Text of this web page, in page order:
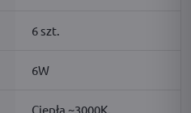
6 szt.
6W
Ciepła ~3000K,